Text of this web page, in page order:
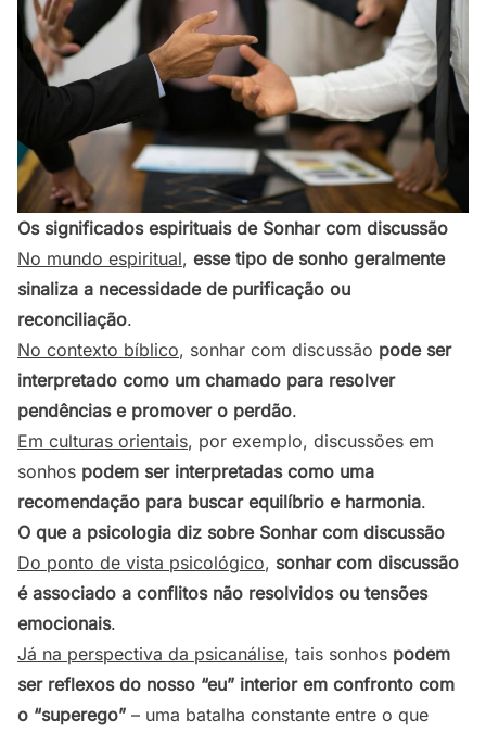
Os significados espirituais de Sonhar com discussão
No mundo espiritual, esse tipo de sonho geralmente
sinaliza a necessidade de purificação ou
reconciliação.
No contexto bíblico, sonhar com discussão pode ser
interpretado como um chamado para resolver
pendências e promover o perdão.
Em culturas orientais, por exemplo, discussões em
sonhos podem ser interpretadas como uma
recomendação para buscar equilíbrio e harmonia.
O que a psicologia diz sobre Sonhar com discussão
Do ponto de vista psicológico, sonhar com discussão
é associado a conflitos não resolvidos ou tensões
emocionais.
Já na perspectiva da psicanálise, tais sonhos podem
ser reflexos do nosso “eu” interior em confronto com
o “superego” – uma batalha constante entre o que